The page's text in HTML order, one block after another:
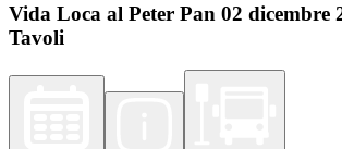
Vida Loca al Peter Pan 02 dicembre
Tavoli